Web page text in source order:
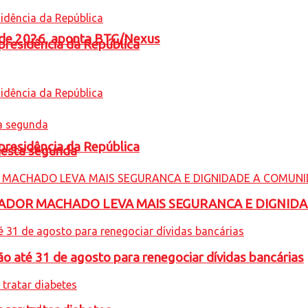
2026, aponta BTG/Nexus
da República
da República
segunda
MACHADO LEVA MAIS SEGURANCA E
até 31 de agosto para renegociar dívidas bancárias